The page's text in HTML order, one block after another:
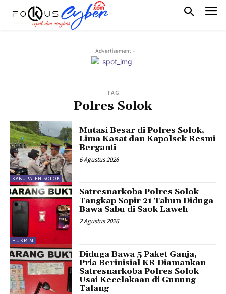
- Advertisement -
TAG
Polres Solok
KABUPATEN SOLOK
Mutasi Besar di Polres Solok,
Lima Kasat dan Kapolsek Resmi
Berganti
6 Agustus 2026
HUKRIM
Satresnarkoba Polres Solok
Tangkap Sopir 21 Tahun Diduga
Bawa Sabu di Saok Laweh
2 Agustus 2026
Diduga Bawa 5 Paket Ganja,
Pria Berinisial KR Diamankan
Satresnarkoba Polres Solok
Usai Kecelakaan di Gunung
Talang